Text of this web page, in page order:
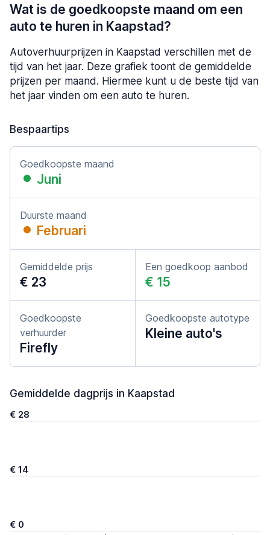
Wat is de goedkoopste maand om een
auto te huren in Kaapstad?
Autoverhuurprijzen in Kaapstad verschillen met de
tijd van het jaar. Deze grafiek toont de gemiddelde
prijzen per maand. Hiermee kunt u de beste tijd van
het jaar vinden om een auto te huren.
Bespaartips
Goedkoopste maand
Juni
Duurste maand
Februari
Gemiddelde prijs
€ 23
Een goedkoop aanbod
€ 15
Goedkoopste
verhuurder
Firefly
Goedkoopste autotype
Kleine auto's
Gemiddelde dagprijs in Kaapstad
€ 28
€ 14
€ 0